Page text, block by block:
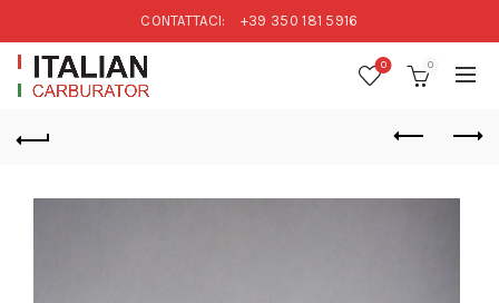
CONTATTACI: +39 350 181 5916
0 0